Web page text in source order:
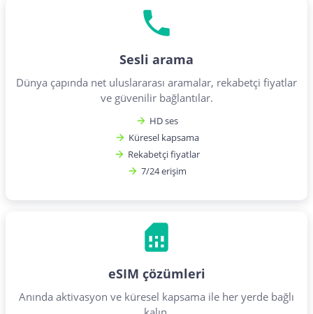
Sesli arama
Dünya çapında net uluslararası aramalar, rekabetçi fiyatlar
ve güvenilir bağlantılar.
HD ses
Küresel kapsama
Rekabetçi fiyatlar
7/24 erişim
eSIM çözümleri
Anında aktivasyon ve küresel kapsama ile her yerde bağlı